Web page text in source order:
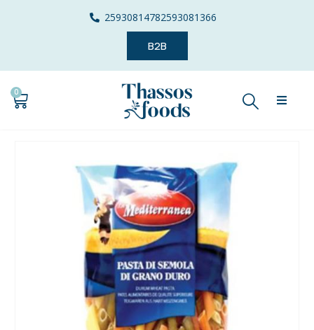
25930814782593081366
B2B
0